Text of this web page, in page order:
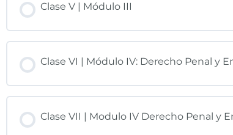
Clase V | Módulo III
Clase VI | Módulo IV: Derecho Penal y
Clase VII | Modulo IV Derecho Penal y